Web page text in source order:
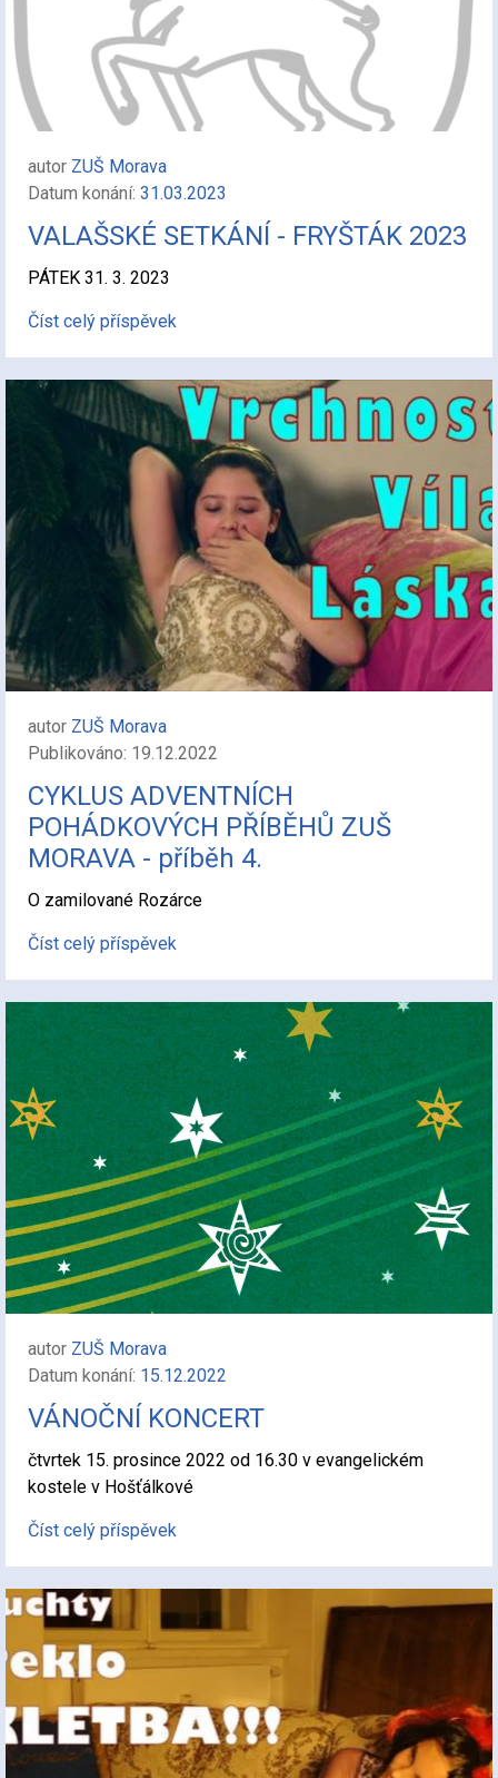
autor ZUŠ Morava
Datum konání: 31.03.2023
VALAŠSKÉ SETKÁNÍ - FRYŠTÁK 2023
PÁTEK 31. 3. 2023
Číst celý příspěvek
autor ZUŠ Morava
Publikováno: 19.12.2022
CYKLUS ADVENTNÍCH
POHÁDKOVÝCH PŘÍBĚHŮ ZUŠ
MORAVA - příběh 4.
O zamilované Rozárce
Číst celý příspěvek
autor ZUŠ Morava
Datum konání: 15.12.2022
VÁNOČNÍ KONCERT
čtvrtek 15. prosince 2022 od 16.30 v evangelickém
kostele v Hošťálkové
Číst celý příspěvek